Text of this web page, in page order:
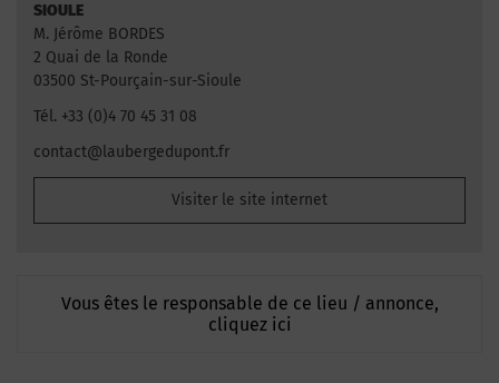
SIOULE
M. Jérôme BORDES
2 Quai de la Ronde
03500 St-Pourçain-sur-Sioule
Tél. +33 (0)4 70 45 31 08
contact@laubergedupont.fr
Visiter le site internet
Vous êtes le responsable de ce lieu / annonce,
cliquez ici